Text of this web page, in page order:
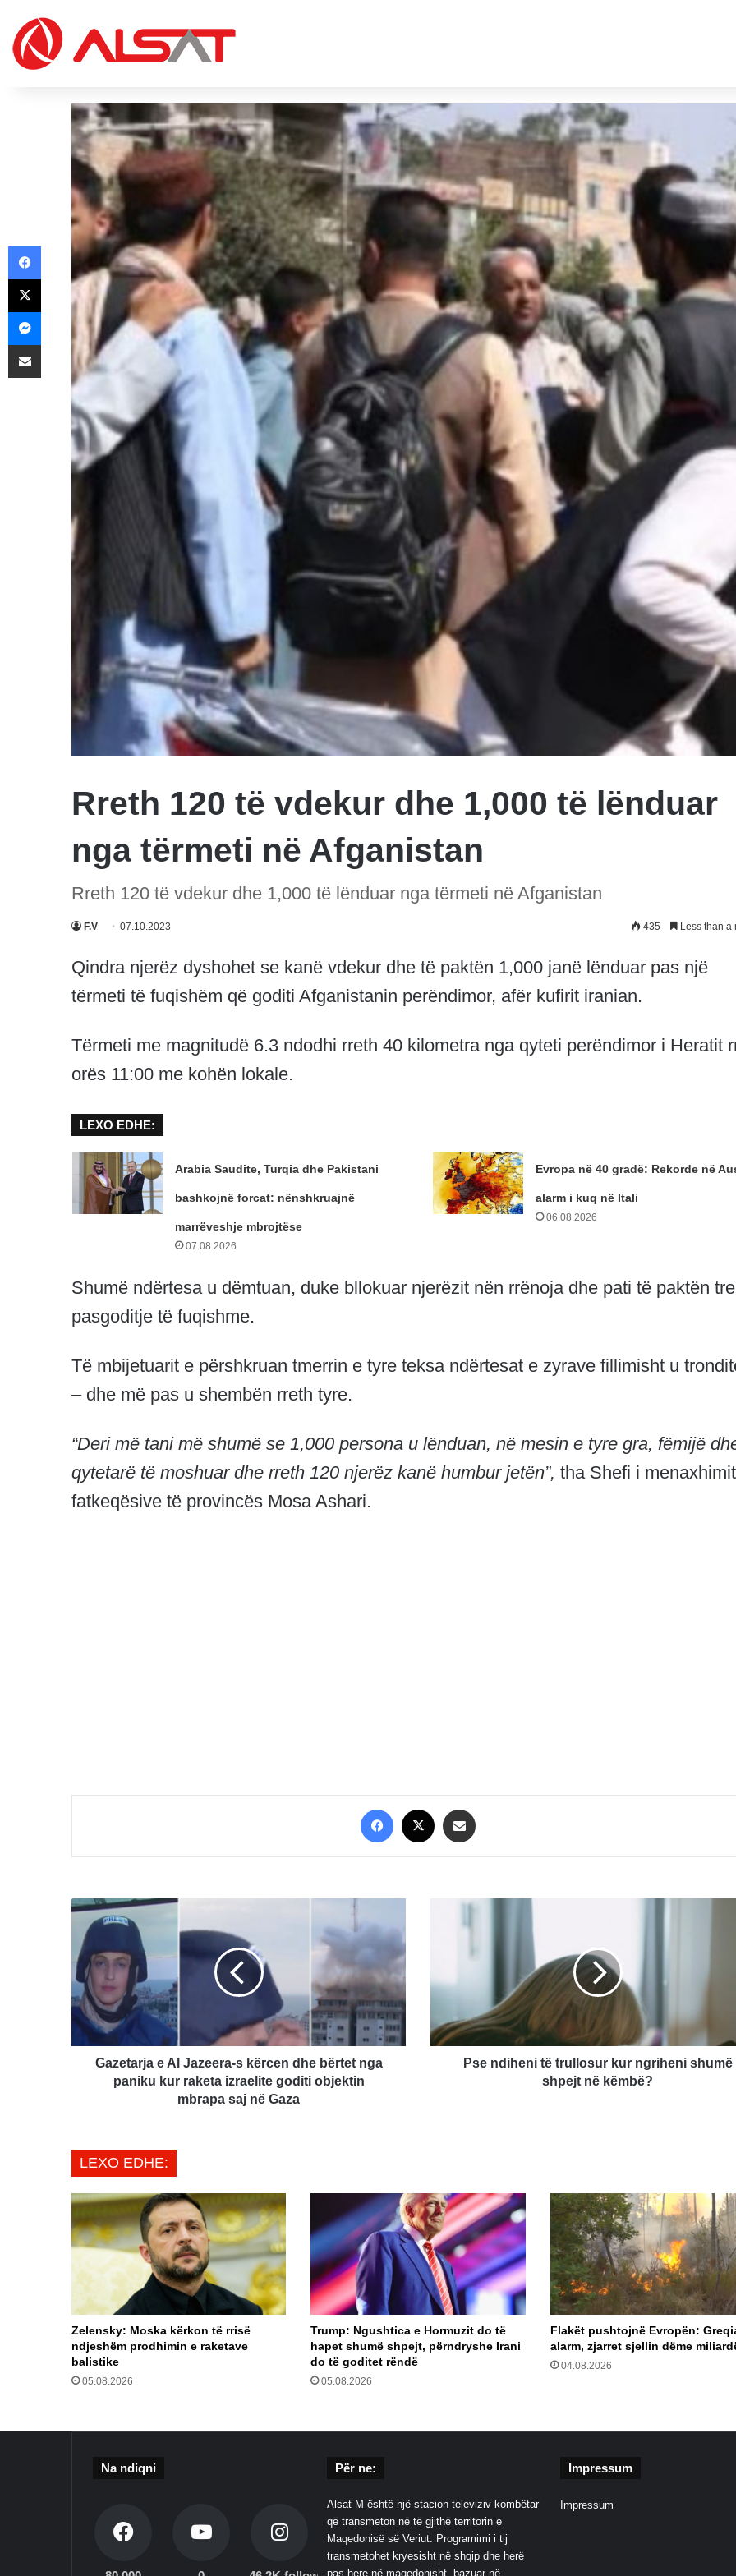
Rreth 120 të vdekur dhe 1,000 të lënduar
nga tërmeti në Afganistan
Rreth 120 të vdekur dhe 1,000 të lënduar nga tërmeti në Afganistan
F.V 07.10.2023 435 Less than a
Qindra njerëz dyshohet se kanë vdekur dhe të paktën 1,000 janë lënduar pas një
tërmeti të fuqishëm që goditi Afganistanin perëndimor, afër kufirit iranian.
Tërmeti me magnitudë 6.3 ndodhi rreth 40 kilometra nga qyteti perëndimor i Heratit
orës 11:00 me kohën lokale.
LEXO EDHE:
Arabia Saudite, Turqia dhe Pakistani
bashkojnë forcat: nënshkruajnë
marrëveshje mbrojtëse
07.08.2026
Evropa në 40 gradë: Rekorde në
alarm i kuq në Itali
06.08.2026
Shumë ndërtesa u dëmtuan, duke bllokuar njerëzit nën rrënoja dhe pati të paktën tre
pasgoditje të fuqishme.
Të mbijetuarit e përshkruan tmerrin e tyre teksa ndërtesat e zyrave fillimisht u
– dhe më pas u shembën rreth tyre.
“Deri më tani më shumë se 1,000 persona u lënduan, në mesin e tyre gra, fëmijë
qytetarë të moshuar dhe rreth 120 njerëz kanë humbur jetën”, tha Shefi i
fatkeqësive të provincës Mosa Ashari.
Facebook
Gazetarja
Jazeera-
s
kërcen
dhe
bërtet
nga
paniku
objektin
mbrapa
në
Gazetarja e Al Jazeera-s kërcen dhe bërtet nga
paniku kur raketa izraelite goditi objektin
mbrapa saj në Gaza
shpejt
në
këmbë?Pse ndiheni të trullosur kur ngriheni shumë
shpejt në këmbë?
LEXO EDHE:
Zelensky: Moska kërkon të rrisë
ndjeshëm prodhimin e raketave
balistike
05.08.2026
Trump: Ngushtica e Hormuzit do të
hapet shumë shpejt, përndryshe Irani
do të goditet rëndë
05.08.2026
Flakët pushtojnë Evropën:
alarm, zjarret sjellin dëme
04.08.2026
Na ndiqni Për ne:
Alsat-M është një stacion televiziv kombëtar
që transmeton në të gjithë territorin e
Maqedonisë së Veriut. Programimi i tij
transmetohet kryesisht në shqip dhe herë
pas here në maqedonisht, bazuar në
Impressum
Impressum
Facebook
X
Messenger
Share via Email